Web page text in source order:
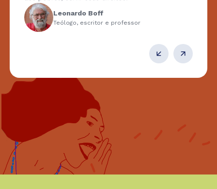
Leonardo Boff
Teólogo, escritor e professor